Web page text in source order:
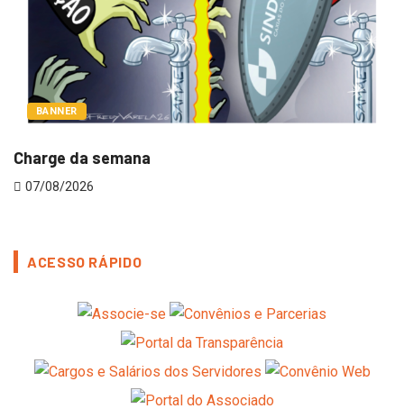
BANNER
Charge da semana
07/08/2026
ACESSO RÁPIDO